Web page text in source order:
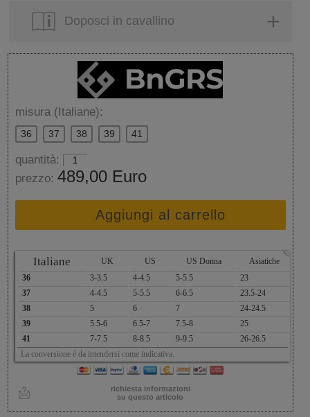
Doposci in cavallino
misura (Italiane):
36 37 38 39 41
quantità:
prezzo: 489,00 Euro
Aggiungi al carrello
Italiane UK US US Donna
Asiatiche
36
3-3.5 4-4.5 5-5.5
23
37
4-4.5 5-5.5 6-6.5
23.5-24
38
5 6 7
24-24.5
39
5.5-6 6.5-7 7.5-8
25
41
7-7.5 8-8.5 9-9.5
26-26.5
La conversione è da intendersi come indicativa.
x
richiesta informazioni
su questo articolo